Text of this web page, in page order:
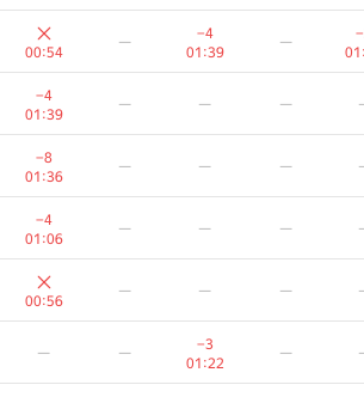
00:54
—
−4
01:39
—
−4
01:39
— — —
−8
01:36
— — —
−4
01:06
— — —
00:56
— — —
— —
−3
01:22
—